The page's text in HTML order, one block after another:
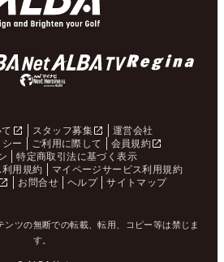
スタッフ募集
運営会社
ー
ご利用に際して
会員規約
特定商取引法に基づく表示
用規約
マイページサービス利用規約
お問合せ ヘルプ サイトマップ
ンツの無断での転載、転用、コピー等は禁じま
す。